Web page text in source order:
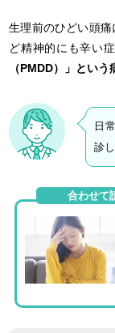
生理前のひどい頭
ど精神的にも辛い
（PMDD）」という
日
診
合わせて